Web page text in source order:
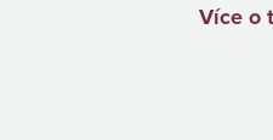
Více o